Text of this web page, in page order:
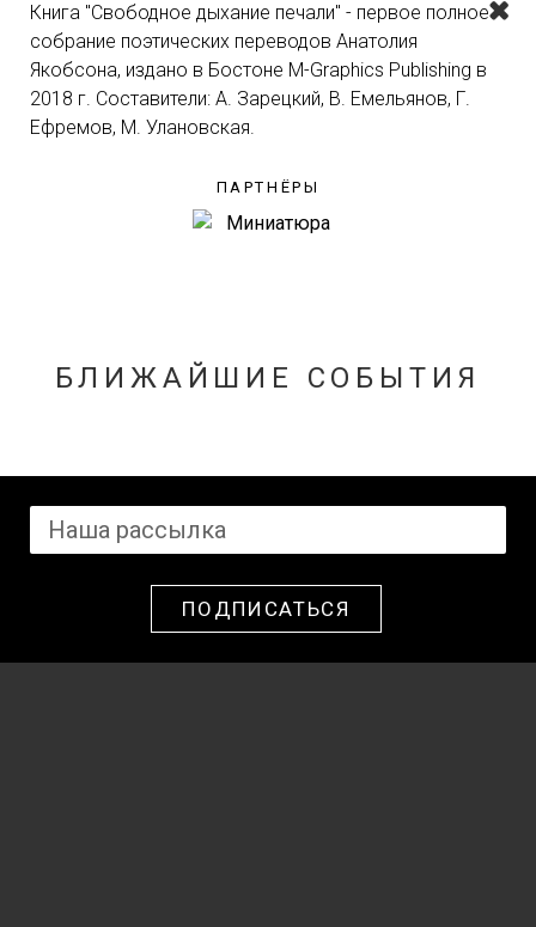
Книга "Свободное дыхание печали" - первое полное
собрание поэтических переводов Анатолия
Якобсона, издано в Бостоне M-Graphics Publishing в
2018 г. Составители: А. Зарецкий, В. Емельянов, Г.
Ефремов, М. Улановская.
ПАРТНЁРЫ
БЛИЖАЙШИЕ СОБЫТИЯ
ПОДПИСАТЬСЯ